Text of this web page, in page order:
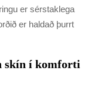
er sérstaklega
er haldað þurrt
skín í komforti